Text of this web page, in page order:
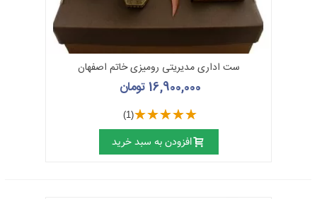
ست اداری مدیریتی رومیزی خاتم اصفهان
16,900,000 تومان
(1)
افزودن به سبد خرید